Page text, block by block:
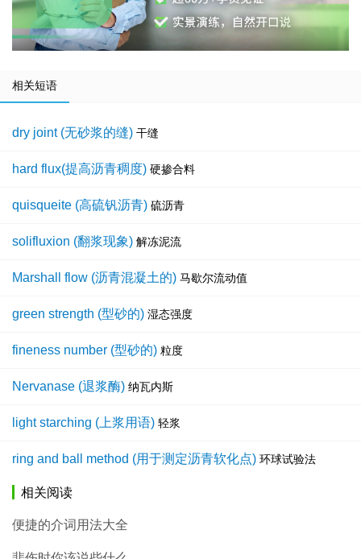
相关短语
dry joint (无砂浆的缝) 干缝
hard flux(提高沥青稠度) 硬掺合料
quisqueite (高硫钒沥青) 硫沥青
solifluxion (翻浆现象) 解冻泥流
Marshall flow (沥青混凝土的) 马歇尔流动值
green strength (型砂的) 湿态强度
fineness number (型砂的) 粒度
Nervanase (退浆酶) 纳瓦内斯
light starching (上浆用语) 轻浆
ring and ball method (用于测定沥青软化点) 环球试验法
相关阅读
便捷的介词用法大全